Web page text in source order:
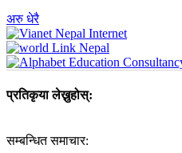
अरु धेरै
प्रतिकृया लेख्नुहोस्:
सम्बन्धित समाचार: